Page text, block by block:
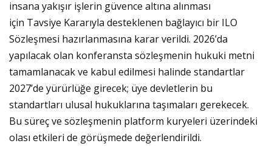
insana yakışır işlerin güvence altına alınması
için Tavsiye Kararıyla desteklenen bağlayıcı bir ILO
Sözleşmesi hazırlanmasına karar verildi. 2026’da
yapılacak olan konferansta sözleşmenin hukuki metni
tamamlanacak ve kabul edilmesi halinde standartlar
2027’de yürürlüğe girecek; üye devletlerin bu
standartları ulusal hukuklarına taşımaları gerekecek.
Bu süreç ve sözleşmenin platform kuryeleri üzerindeki
olası etkileri de görüşmede değerlendirildi.